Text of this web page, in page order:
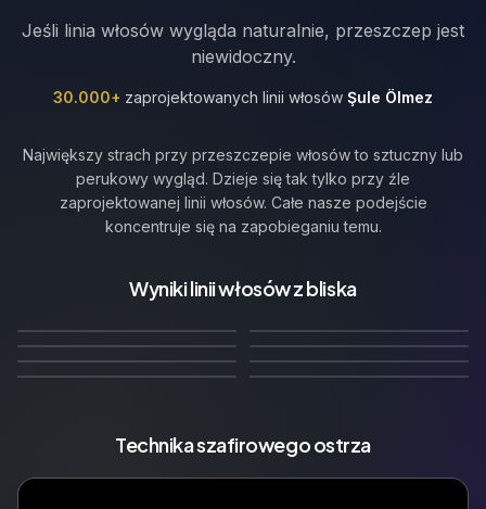
Jeśli linia włosów wygląda naturalnie, przeszczep jest
niewidoczny.
30.000+ zaprojektowanych linii włosów Şule Ölmez
Największy strach przy przeszczepie włosów to sztuczny lub
perukowy wygląd. Dzieje się tak tylko przy źle
zaprojektowanej linii włosów. Całe nasze podejście
koncentruje się na zapobieganiu temu.
Wyniki linii włosów z bliska
naturalnymi mikro
nieregularnościami
🇩🇪
subtelnymi naturalnymi
nieregularnościami
Prosta–Zachowawcza
10 Miesięcy później
Odpowiednia dla wieku
12 Miesięcy później
🇳🇱
linia włosów
14 Miesięcy później
🇧🇪
linia włosów
12 Miesięcy później
🇵🇱
Dojrzała
12 Miesięcy później 🇷🇺
Widow's Peak
10 Miesięcy później
Technika szafirowego ostrza